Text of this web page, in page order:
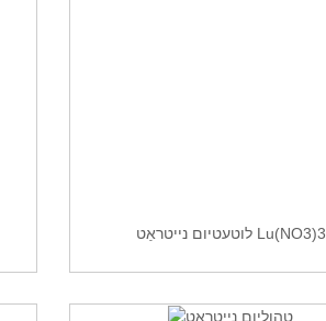
לוטעטיום נייטראַט Lu(NO3)3